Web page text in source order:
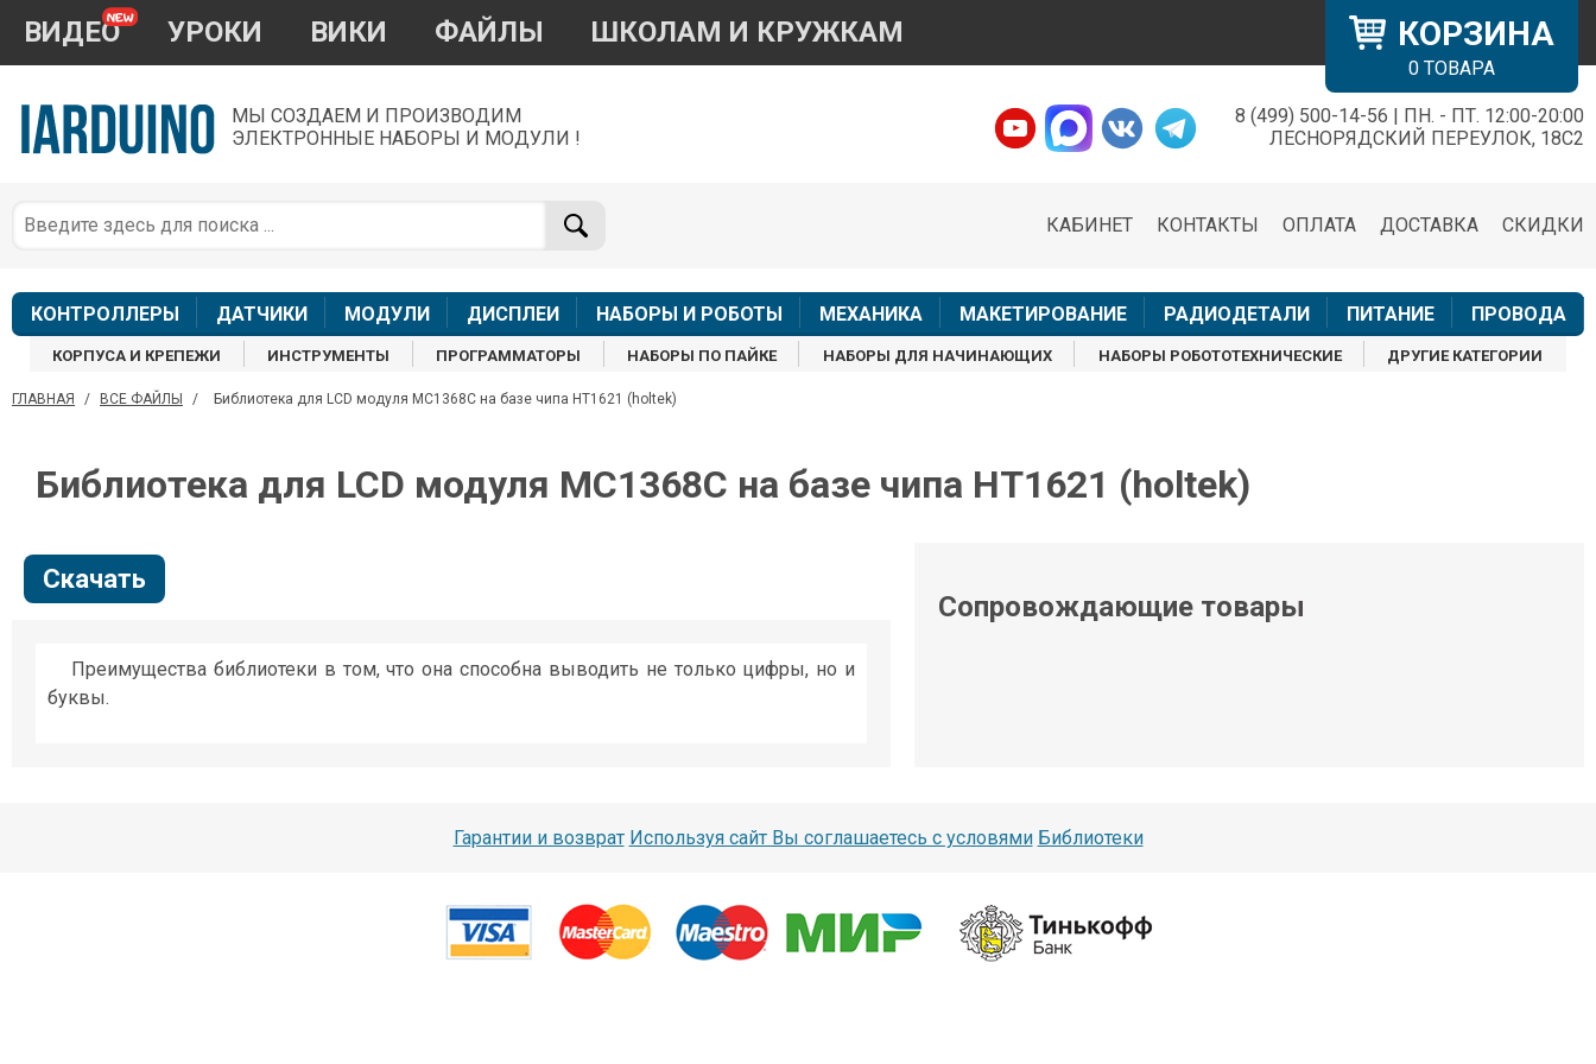
КОРЗИНА
0 ТОВАРА
ВИДЕО УРОКИ ВИКИ ФАЙЛЫ ШКОЛАМ И КРУЖКАМ
МЫ СОЗДАЕМ И ПРОИЗВОДИМ
ЭЛЕКТРОННЫЕ НАБОРЫ И МОДУЛИ !
8 (499) 500-14-56 | ПН. - ПТ. 12:00-20:00
ЛЕСНОРЯДСКИЙ ПЕРЕУЛОК, 18С2
СКИДКИ
ДОСТАВКА
ОПЛАТА
КОНТАКТЫ
КАБИНЕТ
КОНТРОЛЛЕРЫ ДАТЧИКИ МОДУЛИ ДИСПЛЕИ НАБОРЫ И РОБОТЫ МЕХАНИКА МАКЕТИРОВАНИЕ РАДИОДЕТАЛИ ПИТАНИЕ ПРОВОДА
КОРПУСА И КРЕПЕЖИ ИНСТРУМЕНТЫ ПРОГРАММАТОРЫ НАБОРЫ ПО ПАЙКЕ НАБОРЫ ДЛЯ НАЧИНАЮЩИХ НАБОРЫ РОБОТОТЕХНИЧЕСКИЕ ДРУГИЕ КАТЕГОРИИ
ГЛАВНАЯ / ВСЕ ФАЙЛЫ / Библиотека для LCD модуля MC1368C на базе чипа HT1621 (holtek)
Библиотека для LCD модуля MC1368C на базе чипа HT1621 (holtek)
Скачать
Преимущества библиотеки в том, что она способна выводить не только цифры, но и
буквы.
Сопровождающие товары
Гарантии и возврат Используя сайт Вы соглашаетесь с условями Библиотеки
×
По вопросам приобретения товара
+7 968 454 17 38
звонки и аудио сообщения не обслуживаются
Менеджер
shop@iarduino.ru
Менеджер
8 (499) 500-14-56